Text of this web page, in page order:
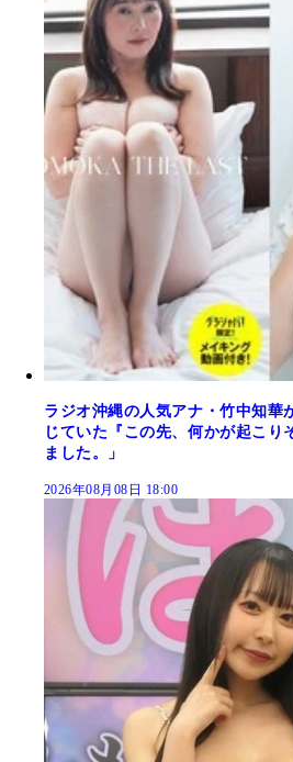
ラジオ沖縄の人気アナ・竹中知華
じていた『この先、何かが起こり
ました。」
2026年08月08日 18:00